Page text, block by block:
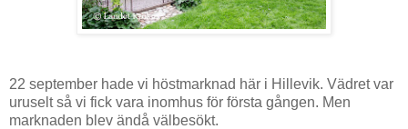
22 september hade vi höstmarknad här i Hillevik. Vädret var
uruselt så vi fick vara inomhus för första gången. Men
marknaden blev ändå välbesökt.